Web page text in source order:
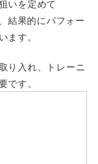
いを定めて
結果的にパフォー
ます。
り入れ、トレーニ
です。